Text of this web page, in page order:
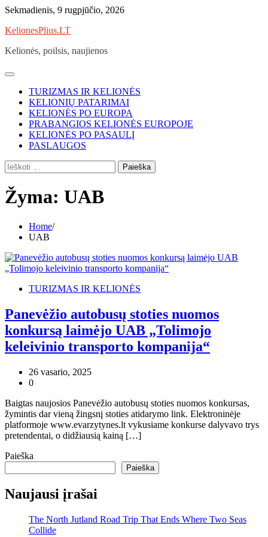
Skip
content
Sekmadienis, 9 rugpjūčio, 2026
KelionesPlius.LT
Kelionės, poilsis, naujienos
TURIZMAS IR KELIONĖS
KELIONIŲ PATARIMAI
KELIONĖS PO EUROPA
PRABANGIOS KELIONĖS EUROPOJE
KELIONĖS PO PASAULĮ
PASLAUGOS
Ieškoti:
Žyma: UAB
Home
UAB
TURIZMAS IR KELIONĖS
Panevėžio autobusų stoties nuomos
konkursą laimėjo UAB „Tolimojo
keleivinio transporto kompanija“
26 vasario, 2025
0
Baigtas naujosios Panevėžio autobusų stoties nuomos konkursas,
žymintis dar vieną žingsnį stoties atidarymo link. Elektroninėje
platformoje www.evarzytynes.lt vykusiame konkurse dalyvavo trys
pretendentai, o didžiausią kainą […]
Paieška
Paieška
Naujausi įrašai
The North Jutland Road Trip That Ends Where Two Seas
Collide